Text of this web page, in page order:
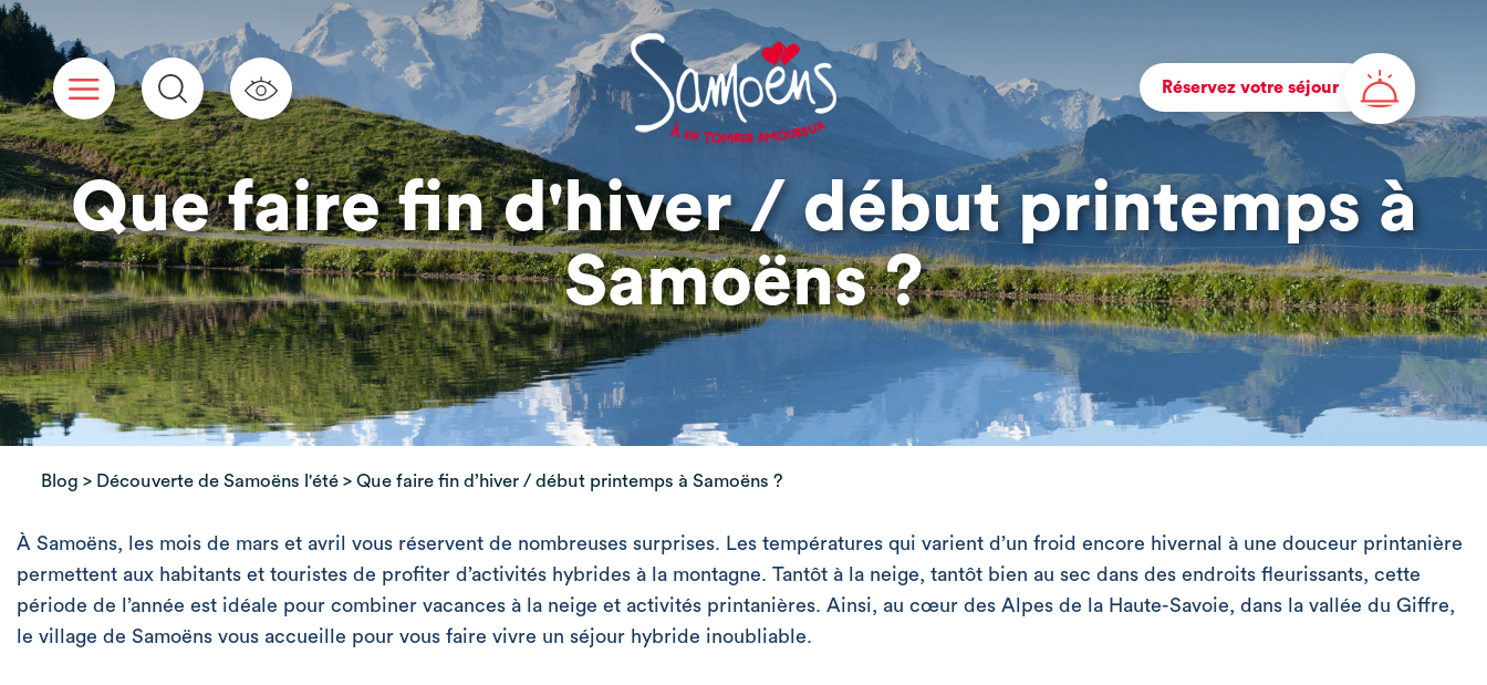
Réservez votre séjour
Que faire fin d'hiver / début printemps à
Samoëns ?
Blog > Découverte de Samoëns l'été > Que faire fin d’hiver / début printemps à Samoëns ?
À Samoëns, les mois de mars et avril vous réservent de nombreuses surprises. Les températures qui varient d’un froid encore hivernal à une douceur printanière
permettent aux habitants et touristes de profiter d’activités hybrides à la montagne. Tantôt à la neige, tantôt bien au sec dans des endroits fleurissants, cette
période de l’année est idéale pour combiner vacances à la neige et activités printanières. Ainsi, au cœur des Alpes de la Haute-Savoie, dans la vallée du Giffre,
le village de Samoëns vous accueille pour vous faire vivre un séjour hybride inoubliable.
Panneau de gestion des cookies